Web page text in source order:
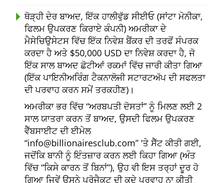
ਥੋੜ੍ਹੀ ਦੇਰ ਬਾਅਦ, ਇੱਕ ਹਾਲੀਵੁੱਡ ਸੀਈਓ (ਸਾਂਟਾ ਮੋਨੀਕਾ,
ਫਿਲਮ ਉਪਕਰਣ ਕਿਰਾਏ ਕੰਪਨੀ) ਅਮਰੀਕਾ ਦੇ
ਮੈਸੇਚਿਉਸੇਟਸ ਵਿੱਚ ਇੱਕ ਨਿਵੇਸ਼ ਬੈਂਕਰ ਦੀ ਤਰਫੋਂ ਸੰਪਰਕ
ਕਰਦਾ ਹੈ ਅਤੇ $50,000 USD ਦਾ ਨਿਵੇਸ਼ ਕਰਦਾ ਹੈ, ਜੋ
ਇੱਕ ਸਾਲ ਬਾਅਦ ਛੋਟੀਆਂ ਰਕਮਾਂ ਵਿੱਚ ਜਾਰੀ ਕੀਤਾ ਗਿਆ
(ਇੱਕ ਪਾਇਨੀਅਰਿੰਗ ਟੈਕਨਾਲੋਜੀ ਸਟਾਰਟਅੱਪ ਦੀ ਸਫਲਤਾ
ਦੀ ਪਰਵਾਹ ਕਰਨ ਸਮੇਂ ਤਰਕਹੀਣ)।
ਅਮਰੀਕਾ ਭਰ ਵਿੱਚ ਅਰਬਪਤੀ ਦੋਸਤਾਂ ਨੂੰ ਮਿਲਣ ਲਈ 2
ਸਾਲ ਯਾਤਰਾ ਕਰਨ ਤੋਂ ਬਾਅਦ, ਉਸਦੀ ਫਿਲਮ ਉਪਕਰਣ
ਵੈੱਬਸਾਈਟ ਦੀ ਈਮੇਲ
info@billionairesclub.com 'ਤੇ ਸੈੱਟ ਕੀਤੀ ਗਈ,
ਜਦੋਂਕਿ ਬਾਨੀ ਨੂੰ ਇੰਤਜ਼ਾਰ ਕਰਨ ਲਈ ਕਿਹਾ ਗਿਆ (ਅੰਤ
ਵਿੱਚ ਕਿਸੇ ਕਾਰਨ ਤੋਂ ਬਿਨਾਂ ), ਉਹ ਵੀ ਇਸ ਤਰ੍ਹਾਂ ਦੂਰ ਹੋ
ਗਿਆ ਜਿਵੇਂ ਉਸਨੇ ਪ੍ਰੋਜੈਕਟ ਦੀ ਕਦੇ ਪਰਵਾਹ ਨਾ ਕੀਤੀ